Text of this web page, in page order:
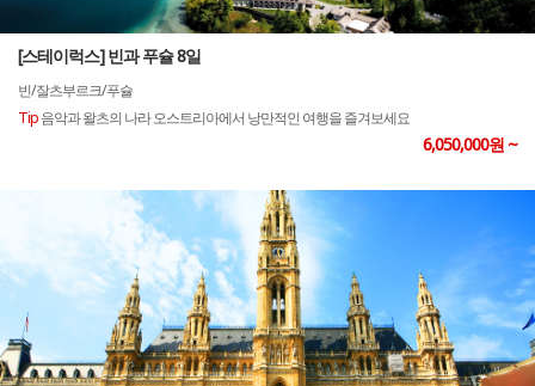
[스테이럭스] 빈과 푸슐 8일
빈/잘츠부르크/푸슐
Tip음악과 왈츠의 나라 오스트리아에서 낭만적인 여행을 즐겨보세요
6,050,000원 ~